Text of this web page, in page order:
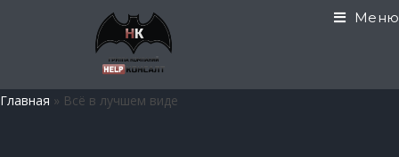
Меню
Главная » Всё в лучшем виде